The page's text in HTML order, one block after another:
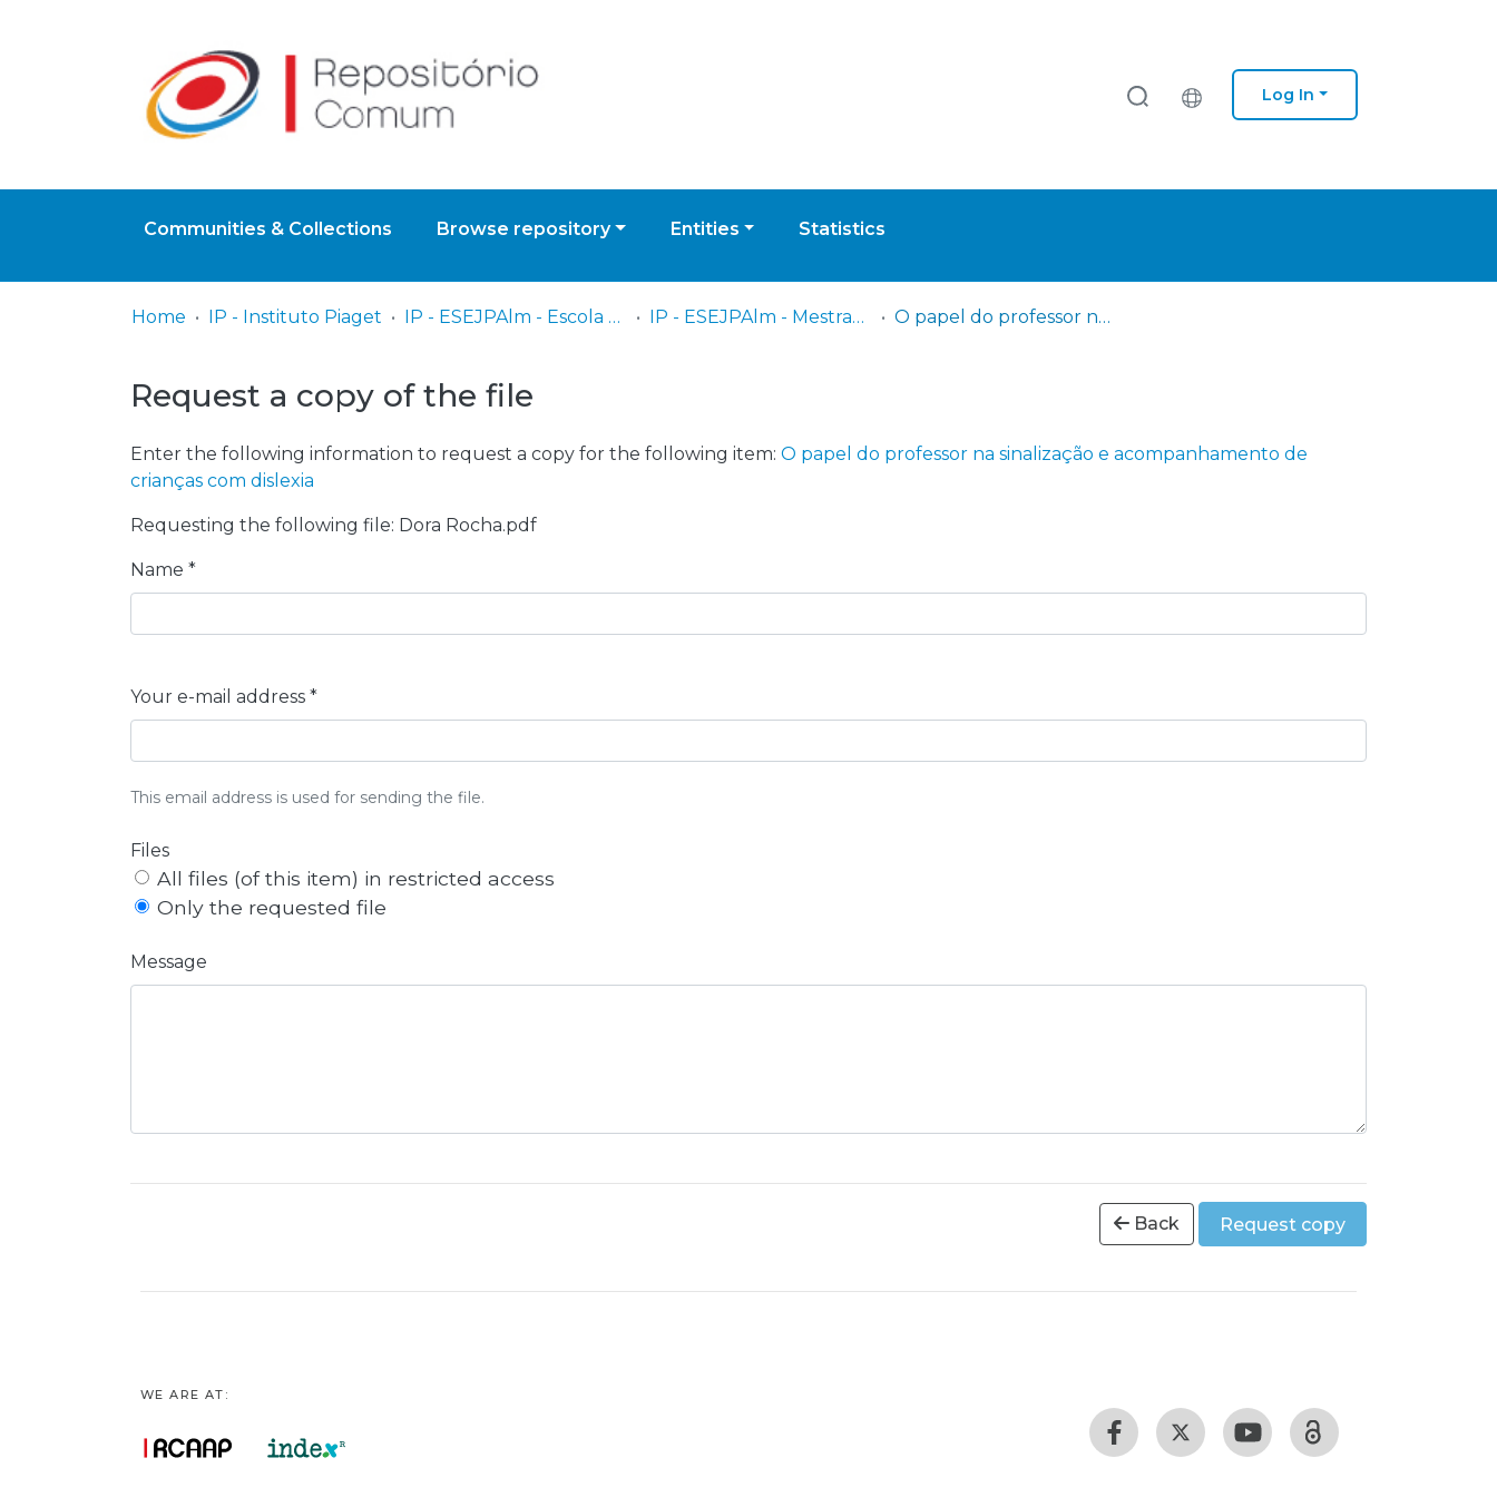
Log In
Communities & Collections Browse repository Entities Statistics
Home IP - Instituto Piaget IP - ESEJPAlm - Escola Superior de Educação Jean Piaget de Almada IP - ESEJPAlm - Mestrados O papel do professor na sinalização e acompanhamento de crianças com dislexia
Request a copy of the file
Enter the following information to request a copy for the following item: O papel do professor na sinalização e acompanhamento de
crianças com dislexia
Requesting the following file: Dora Rocha.pdf
Name *
Your e-mail address *
This email address is used for sending the file.
Files
All files (of this item) in restricted access
Only the requested file
Message
Back Request copy
WE ARE AT: